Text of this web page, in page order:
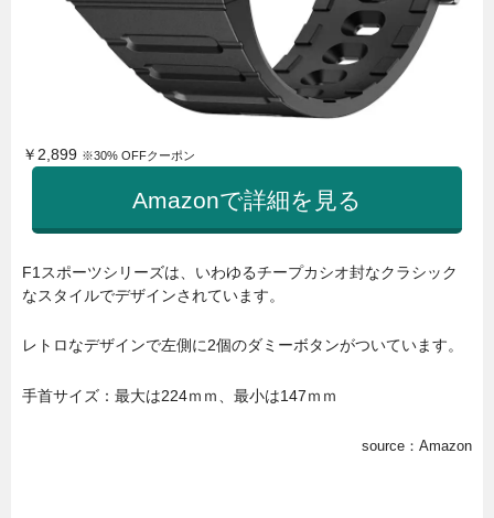
￥2,899 ※30% OFFクーポン
Amazonで詳細を見る
F1スポーツシリーズは、いわゆるチープカシオ封なクラシック
なスタイルでデザインされています。
レトロなデザインで左側に2個のダミーボタンがついています。
手首サイズ：最大は224ｍｍ、最小は147ｍｍ
source：Amazon